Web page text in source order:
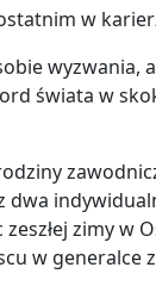
w
wyzwania,
świata w
zimy w
w generalce